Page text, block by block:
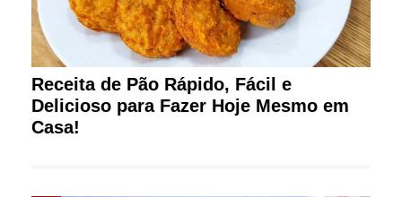
Receita de Pão Rápido, Fácil e
Delicioso para Fazer Hoje Mesmo em
Casa!